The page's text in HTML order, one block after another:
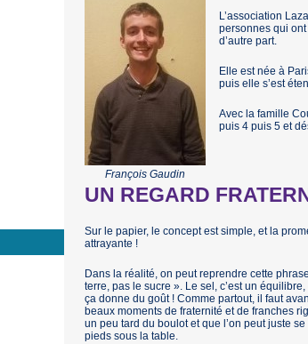
François Gaudin
L’association
personnes qui
d’autre part.
Elle est née à
puis elle s’est
Avec la famille
puis 4 puis 5 et
UN REGARD
Sur le papier, le concept est simple, et la
attrayante !
Dans la réalité, on peut reprendre cette
terre, pas le sucre ». Le sel, c’est un
ça donne du goût ! Comme partout, il faut
beaux moments de fraternité et de franches
un peu tard du boulot et que l’on peut juste
pieds sous la table.